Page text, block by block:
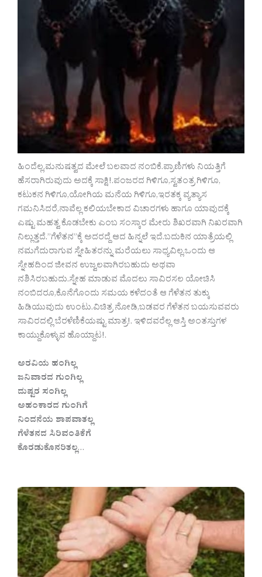
ಹಿಂದೆಲ್ಲ,ಮನುಷತ್ವದ ಮೇಲೆ ಬಲವಾದ ನಂಬಿಕೆ.ಪ್ರಾಣಿಗಳು ನಿಯತ್ತಿಗೆ
ಹೆಸರಾಗಿರುವುದು ಅದಕ್ಕೆ ಸಾಕ್ಷಿ!.ಪಂಜರದ ಗಿಳಿಗೂ,ಸ್ವತಂತ್ರ ಗಿಳಿಗೂ,
ಕಟುಕನ ಗಿಳಿಗೂ,ಯೋಗಿಯ ಮನೆಯ ಗಿಳಿಗೂ,ಇರತಕ್ಕ ವ್ಯತ್ಯಾಸ
ಗಮನಿಸಿದರೆ,ನಾವೆಲ್ಲ ಕಲಿಯಬೇಕಾದ ವಿಚಾರಗಳು ಹಾಗೂ ಯಾವುದಕ್ಕೆ
ಎಷ್ಟು ಮಹತ್ವ ಕೊಡಬೇಕು ಎಂಬ ಸಂಸ್ಕಾರ ಮೇರು ಶಿಖರವಾಗಿ ನಿಖರವಾಗಿ
ನಿಲ್ಲುತ್ತದೆ.”ಗೆಳೆತನ”ಕ್ಕೆ ಅದರದ್ದೆ ಆದ ಹಿನ್ನಲೆ ಇದೆ.ಬದುಕಿನ ಯಾತ್ರೆಯಲ್ಲಿ
ನಮಗೆದುರಾಗುವ ಸ್ನೇಹಿತರನ್ನು ಮರೆಯಲು‌ ಸಾಧ್ಯವಿಲ್ಲ.ಒಂದು ಆ
ಸ್ನೇಹದಿಂದ ಜೀವನ ಉಜ್ವಲವಾಗಿರಬಹುದು ಅಥವಾ
ನಶಿಸಿರಬಹುದು.ಸ್ನೇಹ ಮಾಡುವ ಮೊದಲು ಸಾವಿರಸಲ ಯೋಚಿಸಿ
ನಂಬಿದರೂ,ಕೊನೆಗೊಂದು ಸಮಯ ಕಳೆದಂತೆ ಆ ಗೆಳೆತನ ತುಕ್ಕು
ಹಿಡಿಯುವುದು ಉಂಟು.ವಿಚಿತ್ರ ನೋಡಿ,ಬಡವರ ಗೆಳೆತನ ಬಯಸುವವರು
ಸಾವಿರದಲ್ಲಿ ಬೆರಳೆಣಿಕೆಯಷ್ಟು ಮಾತ್ರ!. ಇಳಿದವರೆಲ್ಲ ಆಸ್ತಿ ಅಂತಸ್ತುಗಳ
ಕಾಯ್ದುಕೊಳ್ಳುವ ಹೊಯ್ದಾಟ!.
ಅರವಿಯ ಹಂಗಿಲ್ಲ
ಜನಿವಾರದ ಗುಂಗಿಲ್ಲ
ದುಷ್ಟರ ಸಂಗಿಲ್ಲ
ಅಹಂಕಾರದ ಗುಂಗಿಗೆ
ನಿಂದನೆಯ ಶಾಪವಾತಲ್ಲ
ಗೆಳೆತನದ ಸಿರಿವಂತಿಕೆಗೆ
ಕೊರಡುಕೊನರಿತಲ್ಲ…